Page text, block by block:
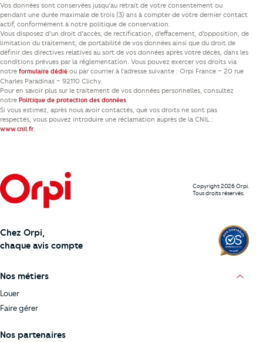
Vos données sont conservées jusqu’au retrait de votre consentement ou
pendant une durée maximale de trois (3) ans à compter de votre dernier contact
actif, conformément à notre politique de conservation.
Vous disposez d’un droit d’accès, de rectification, d’effacement, d’opposition, de
limitation du traitement, de portabilité de vos données ainsi que du droit de
définir des directives relatives au sort de vos données après votre décès, dans les
conditions prévues par la réglementation. Vous pouvez exercer vos droits via
notre formulaire dédié ou par courrier à l’adresse suivante : Orpi France – 20 rue
Charles Paradinas – 92110 Clichy.
Pour en savoir plus sur le traitement de vos données personnelles, consultez
notre Politique de protection des données.
Si vous estimez, après nous avoir contactés, que vos droits ne sont pas
respectés, vous pouvez introduire une réclamation auprès de la CNIL :
www.cnil.fr.
Copyright 2026 Orpi.
Tous droits réservés.
Chez Orpi,
chaque avis compte
Nos métiers
Louer
Faire gérer
Nos partenaires